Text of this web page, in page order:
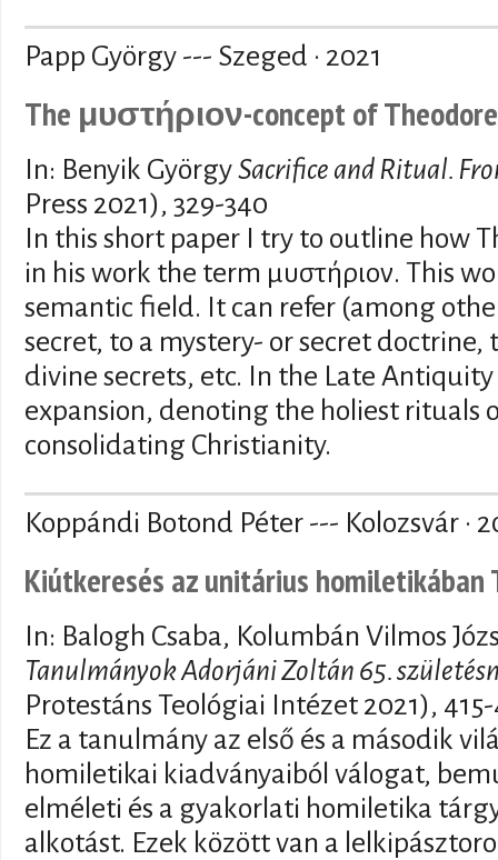
Papp György --- Szeged · 2021
The μυστήριον-concept of
In: Benyik GyörgySacrifice and Ritual.
Press 2021), 329-340
In this short paper I try to outline how
in his work the term μυστήριον. This
semantic field. It can refer (among
secret, to a mystery- or secret
divine secrets, etc. In the Late
expansion, denoting the holiest rituals
consolidating Christianity.
Koppándi Botond Péter --- Kolozsvár ·
Kiútkeresés az unitárius homiletikában
In: Balogh Csaba, Kolumbán Vilmos
Tanulmányok Adorjáni Zoltán 65.
Protestáns Teológiai Intézet 2021), 415-
Ez a tanulmány az első és a második
homiletikai kiadványaiból válogat,
elméleti és a gyakorlati homiletika
alkotást. Ezek között van a